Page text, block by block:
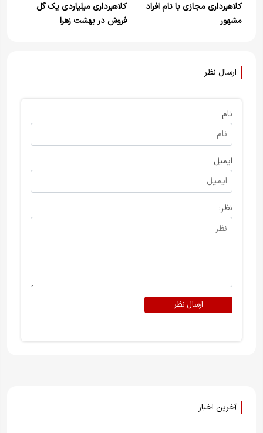
کلاهبرداری مجازی با نام افراد
مشهور
کلاهبرداری میلیاردی یک گل
فروش در بهشت زهرا
ارسال نظر
نام
ایمیل
نظر:
ارسال نظر
آخرین اخبار